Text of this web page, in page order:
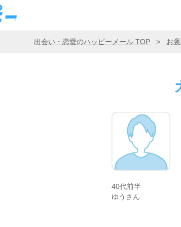
出会い・恋愛のハッピーメール TOP > お
40代前半
ゆうさん